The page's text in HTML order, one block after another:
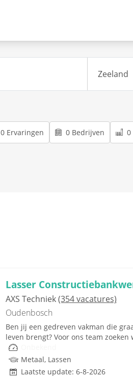
0 Ervaringen 0 Bedrijven 0
Lasser
AXS Techniek(354 vacatures)
Oudenbosch
Ben jij een gedreven vakman die
leven brengt? Voor ons team
Metaal, Lassen
Laatste update: 6-8-2026